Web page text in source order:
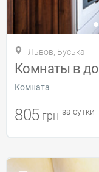
Львов, Буська
Комната
805 грн за сутки